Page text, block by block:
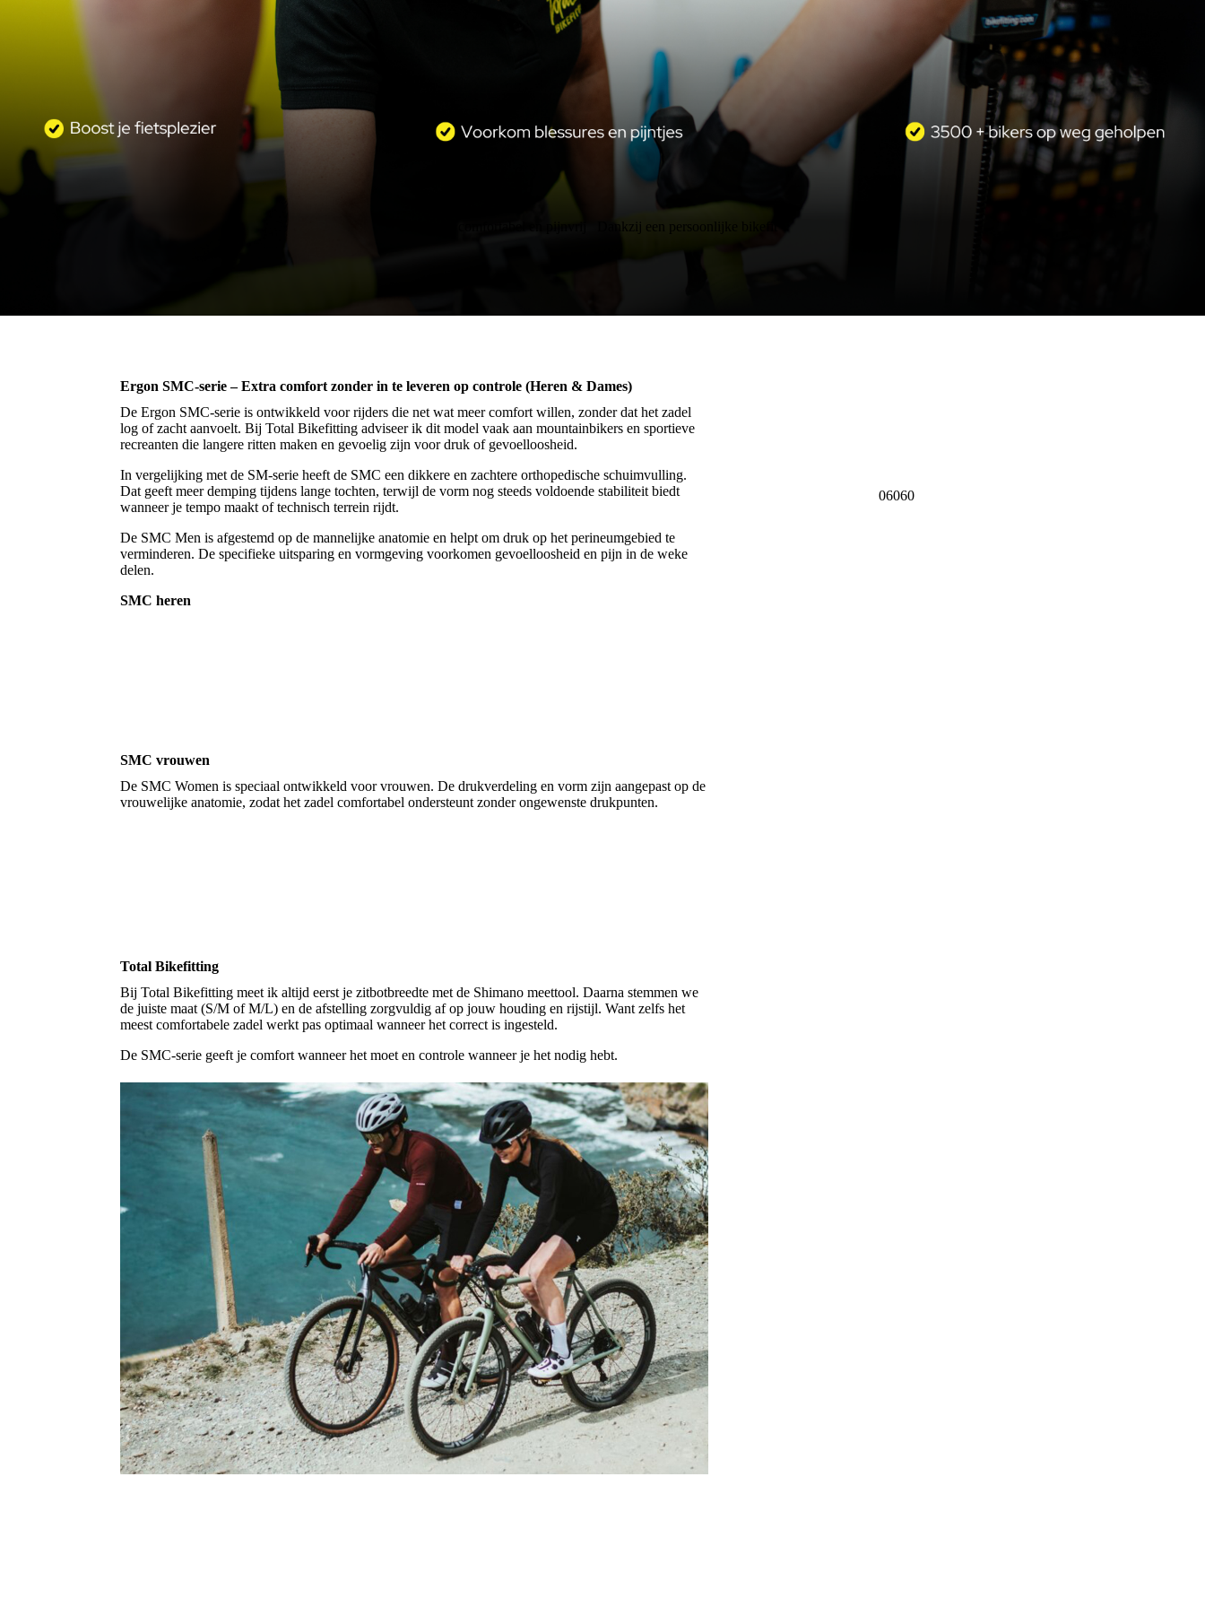
Dankzij een persoonlijke bikefit
Ergon SMC-serie – Extra comfort zonder in te leveren op controle (Heren & Dames)
De Ergon SMC-serie is ontwikkeld voor rijders die net wat meer comfort willen, zonder dat het zadel
log of zacht aanvoelt. Bij Total Bikefitting adviseer ik dit model vaak aan mountainbikers en sportieve
recreanten die langere ritten maken en gevoelig zijn voor druk of gevoelloosheid.
In vergelijking met de SM-serie heeft de SMC een dikkere en zachtere orthopedische schuimvulling.
Dat geeft meer demping tijdens lange tochten, terwijl de vorm nog steeds voldoende stabiliteit biedt
wanneer je tempo maakt of technisch terrein rijdt.
De SMC Men is afgestemd op de mannelijke anatomie en helpt om druk op het perineumgebied te
verminderen. De specifieke uitsparing en vormgeving voorkomen gevoelloosheid en pijn in de weke
delen.
SMC heren
SMC vrouwen
De SMC Women is speciaal ontwikkeld voor vrouwen. De drukverdeling en vorm zijn aangepast op de
vrouwelijke anatomie, zodat het zadel comfortabel ondersteunt zonder ongewenste drukpunten.
Total Bikefitting
Bij Total Bikefitting meet ik altijd eerst je zitbotbreedte met de Shimano meettool. Daarna stemmen we
de juiste maat (S/M of M/L) en de afstelling zorgvuldig af op jouw houding en rijstijl. Want zelfs het
meest comfortabele zadel werkt pas optimaal wanneer het correct is ingesteld.
De SMC-serie geeft je comfort wanneer het moet en controle wanneer je het nodig hebt.
06060